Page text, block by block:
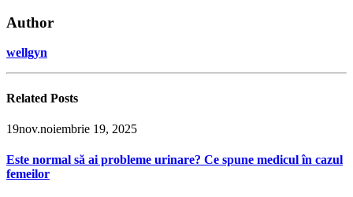
Author
wellgyn
Related Posts
19nov.noiembrie 19, 2025
Este normal să ai probleme urinare? Ce spune medicul în cazul
femeilor